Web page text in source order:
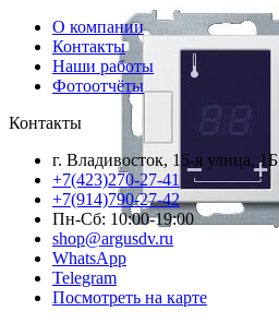
О компании
Контакты
Наши работы
Фотоотчёты
Контакты
г. Владивосток, 15-я улица, 1Б
+7(423)270-27-41
+7(914)790-27-42
Пн-Сб: 10:00-19:00
shop@argusdv.ru
WhatsApp
Telegram
Посмотреть на карте